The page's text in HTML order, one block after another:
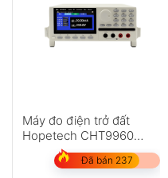
Máy đo điện trở đất
Hopetech CHT9960
(Lập trình PV)
Đã bán 237